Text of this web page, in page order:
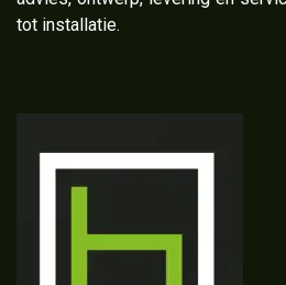
tot installatie.